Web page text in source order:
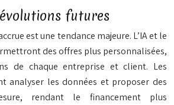
futures
est une tendance majeure. L’IA et le
des offres plus personnalisées,
de chaque entreprise et client. Les
analyser les données et proposer des
rendant le financement plus